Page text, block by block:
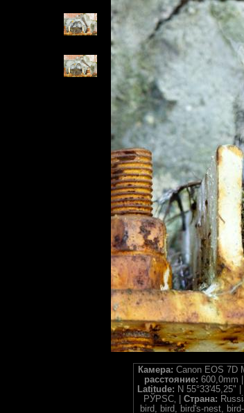
Камера: Canon EOS 7D
расстояние: 600,0mm |
Latitude: N 55°33'45,25" |
РЎРЅС‚ | Страна:
bird, bird, bird's-nest,